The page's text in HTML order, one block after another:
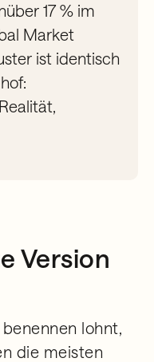
17 % im
Market
ist identisch
Version
lohnt,
die meisten